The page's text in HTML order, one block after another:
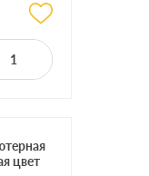
Cat.3
(ISDN)
цвет